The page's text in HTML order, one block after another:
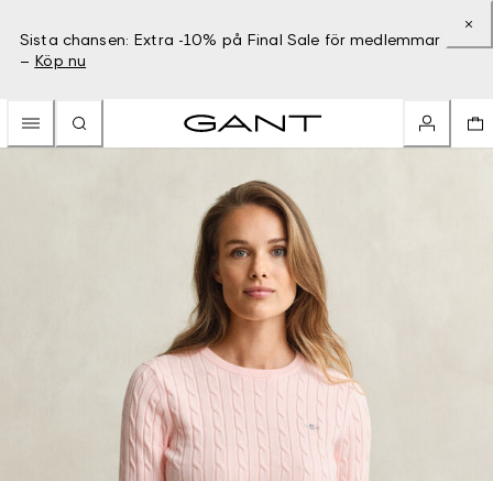
Sista chansen: Extra -10% på Final Sale för medlemmar
– Köp nu